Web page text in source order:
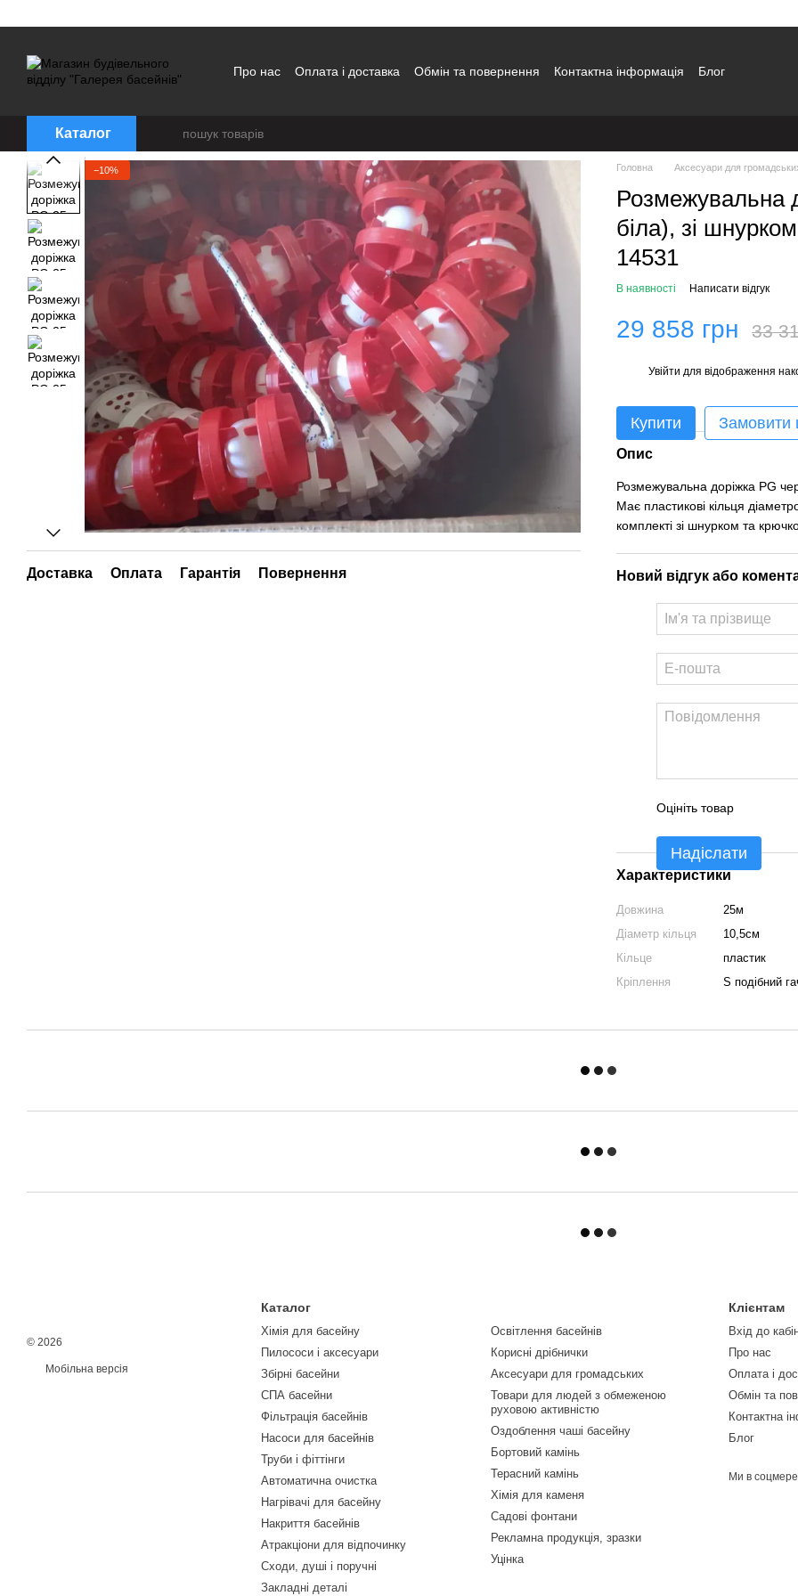
Про нас Оплата і доставка Обмін та повернення Контактна інформація Блог
Каталог
−10%
Доставка Оплата Гарантія Повернення
Головна Аксесуари для
Розмежувальна
біла), зі
14531
В наявності Написати відгук
29 858 грн 33
Увійти для відображення
Купити Замовити
Опис
Розмежувальна доріжка PG
Має пластикові кільця
комплекті зі шнурком та
Новий відгук або
Оцініть товар
Надіслати
Характеристики
Довжина
25м
Діаметр кільця
10,5см
Кільце
пластик
Кріплення
S подібний
© 2026
Мобільна версія
Каталог
Хімія для басейну
Пилососи і аксесуари
Збірні басейни
СПА басейни
Фільтрація басейнів
Насоси для басейнів
Труби і фіттінги
Автоматична очистка
Нагрівачі для басейну
Накриття басейнів
Атракціони для відпочинку
Сходи, душі і поручні
Закладні деталі
Освітлення басейнів
Корисні дрібнички
Аксесуари для громадських
Товари для людей з обмеженою
руховою активністю
Оздоблення чаші басейну
Бортовий камінь
Терасний камінь
Хімія для каменя
Садові фонтани
Рекламна продукція, зразки
Уцінка
Клієнтам
Вхід до
Про нас
Оплата і
Обмін та
Контактна
Блог
Ми в